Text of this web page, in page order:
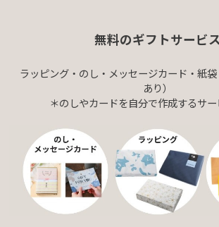
無料のギフトサービス
ラッピング・のし・メッセージカード・紙
あり）
＊のしやカードを自分で作成するサ